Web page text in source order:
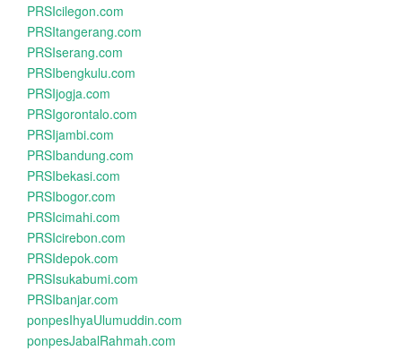
PRSIcilegon.com
PRSItangerang.com
PRSIserang.com
PRSIbengkulu.com
PRSIjogja.com
PRSIgorontalo.com
PRSIjambi.com
PRSIbandung.com
PRSIbekasi.com
PRSIbogor.com
PRSIcimahi.com
PRSIcirebon.com
PRSIdepok.com
PRSIsukabumi.com
PRSIbanjar.com
ponpesIhyaUlumuddin.com
ponpesJabalRahmah.com